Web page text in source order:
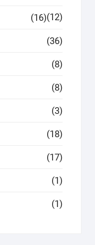
(12)
(16)
(36)
(8)
(8)
(3)
(18)
(17)
(1)
(1)